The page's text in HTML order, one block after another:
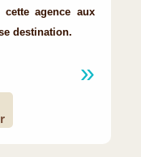
agence aux
destination.